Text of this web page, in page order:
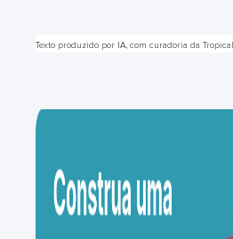
Texto produzido por IA, com curadoria da